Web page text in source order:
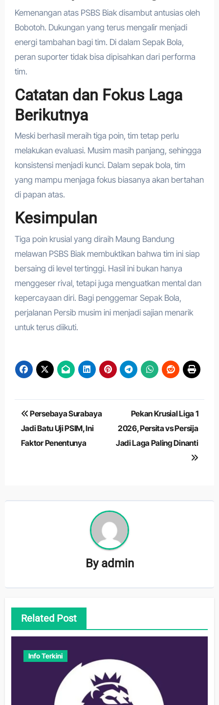
Kemenangan atas PSBS Biak disambut antusias oleh
Bobotoh. Dukungan yang terus mengalir menjadi
energi tambahan bagi tim. Di dalam Sepak Bola,
peran suporter tidak bisa dipisahkan dari performa
tim.
Catatan dan Fokus Laga
Berikutnya
Meski berhasil meraih tiga poin, tim tetap perlu
melakukan evaluasi. Musim masih panjang, sehingga
konsistensi menjadi kunci. Dalam sepak bola, tim
yang mampu menjaga fokus biasanya akan bertahan
di papan atas.
Kesimpulan
Tiga poin krusial yang diraih Maung Bandung
melawan PSBS Biak membuktikan bahwa tim ini siap
bersaing di level tertinggi. Hasil ini bukan hanya
menggeser rival, tetapi juga menguatkan mental dan
kepercayaan diri. Bagi penggemar Sepak Bola,
perjalanan Persib musim ini menjadi sajian menarik
untuk terus diikuti.
Navigasi
pos
Persebaya Surabaya
Jadi Batu Uji PSIM, Ini
Faktor Penentunya
Pekan Krusial Liga 1
2026, Persita vs Persija
Jadi Laga Paling Dinanti
By admin
Related Post
Info Terkini